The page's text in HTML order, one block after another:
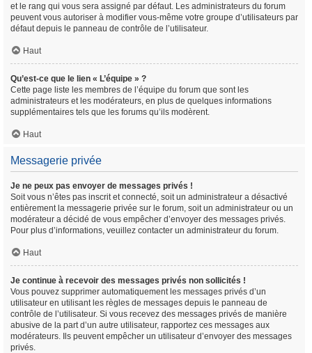
et le rang qui vous sera assigné par défaut. Les administrateurs du forum
peuvent vous autoriser à modifier vous-même votre groupe d’utilisateurs par
défaut depuis le panneau de contrôle de l’utilisateur.
Haut
Qu’est-ce que le lien « L’équipe » ?
Cette page liste les membres de l’équipe du forum que sont les
administrateurs et les modérateurs, en plus de quelques informations
supplémentaires tels que les forums qu’ils modèrent.
Haut
Messagerie privée
Je ne peux pas envoyer de messages privés !
Soit vous n’êtes pas inscrit et connecté, soit un administrateur a désactivé
entièrement la messagerie privée sur le forum, soit un administrateur ou un
modérateur a décidé de vous empêcher d’envoyer des messages privés.
Pour plus d’informations, veuillez contacter un administrateur du forum.
Haut
Je continue à recevoir des messages privés non sollicités !
Vous pouvez supprimer automatiquement les messages privés d’un
utilisateur en utilisant les règles de messages depuis le panneau de
contrôle de l’utilisateur. Si vous recevez des messages privés de manière
abusive de la part d’un autre utilisateur, rapportez ces messages aux
modérateurs. Ils peuvent empêcher un utilisateur d’envoyer des messages
privés.